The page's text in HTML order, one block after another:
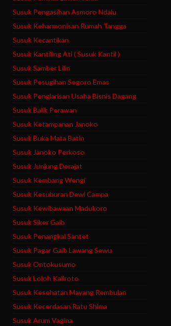
Susuk Pengasihan Asmoro Ndalu
Susuk Keharmonisan Rumah Tangga
Susuk Kecantikan
Susuk Kantiling Ati ( Susuk Kantil )
Susuk Samber Lilin
Susuk Pesugihan Segoro Emas
Susuk Penglarisan Usaha Bisnis Dagang
Susuk Balik Perawan
Susuk Ketampanan Janoko
Susuk Buka Mata Batin
Susuk Janoko Perkoso
Susuk Junjung Derajat
Susuk Kembang Wengi
Susuk Kesuburan Dewi Campa
Susuk Kewibawaan Madukoro
Susuk Siker Gaib
Susuk Penangkal Santet
Susuk Pagar Gaib Lawang Sewu
Susuk Ontokusumo
Susuk Loloh Kaliroto
Susuk Kesehatan Mayang Rembulan
Susuk Kecerdasan Ratu Shima
Susuk Arum Vagina